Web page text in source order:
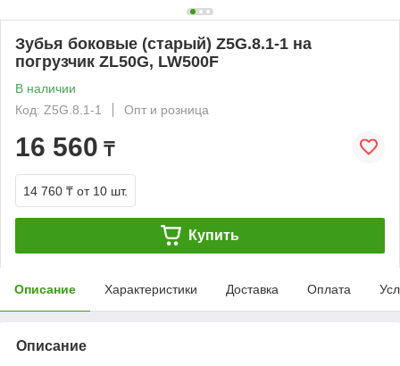
Зубья боковые (старый) Z5G.8.1-1 на
погрузчик ZL50G, LW500F
В наличии
Код: Z5G.8.1-1
Опт и розница
16 560 ₸
14 760 ₸ от 10 шт.
Купить
Описание Характеристики Доставка Оплата
Описание